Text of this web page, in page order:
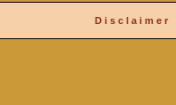
Disclaimer